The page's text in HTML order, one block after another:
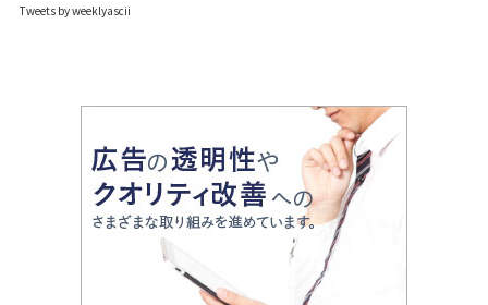
Tweets by weeklyascii